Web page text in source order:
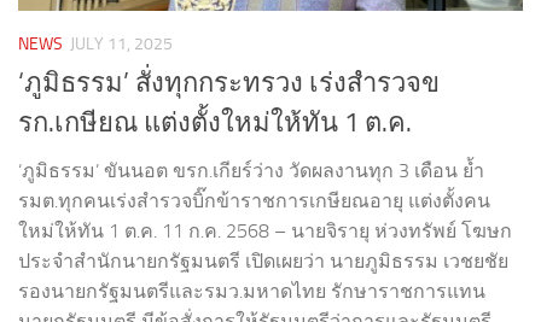
NEWS JULY 11, 2025
‘ภูมิธรรม’ สั่งทุกกระทรวง เร่งสำรวจข
รก.เกษียณ แต่งตั้งใหม่ให้ทัน 1 ต.ค.
‘ภูมิธรรม’ ขันนอต ขรก.เกียร์ว่าง วัดผลงานทุก 3 เดือน ย้ำ
รมต.ทุกคนเร่งสำรวจบิ๊กข้าราชการเกษียณอายุ แต่งตั้งคน
ใหม่ให้ทัน 1 ต.ค. 11 ก.ค. 2568 – นายจิรายุ ห่วงทรัพย์ โฆษก
ประจำสำนักนายกรัฐมนตรี เปิดเผยว่า นายภูมิธรรม เวชยชัย
รองนายกรัฐมนตรีและรมว.มหาดไทย รักษาราชการแทน